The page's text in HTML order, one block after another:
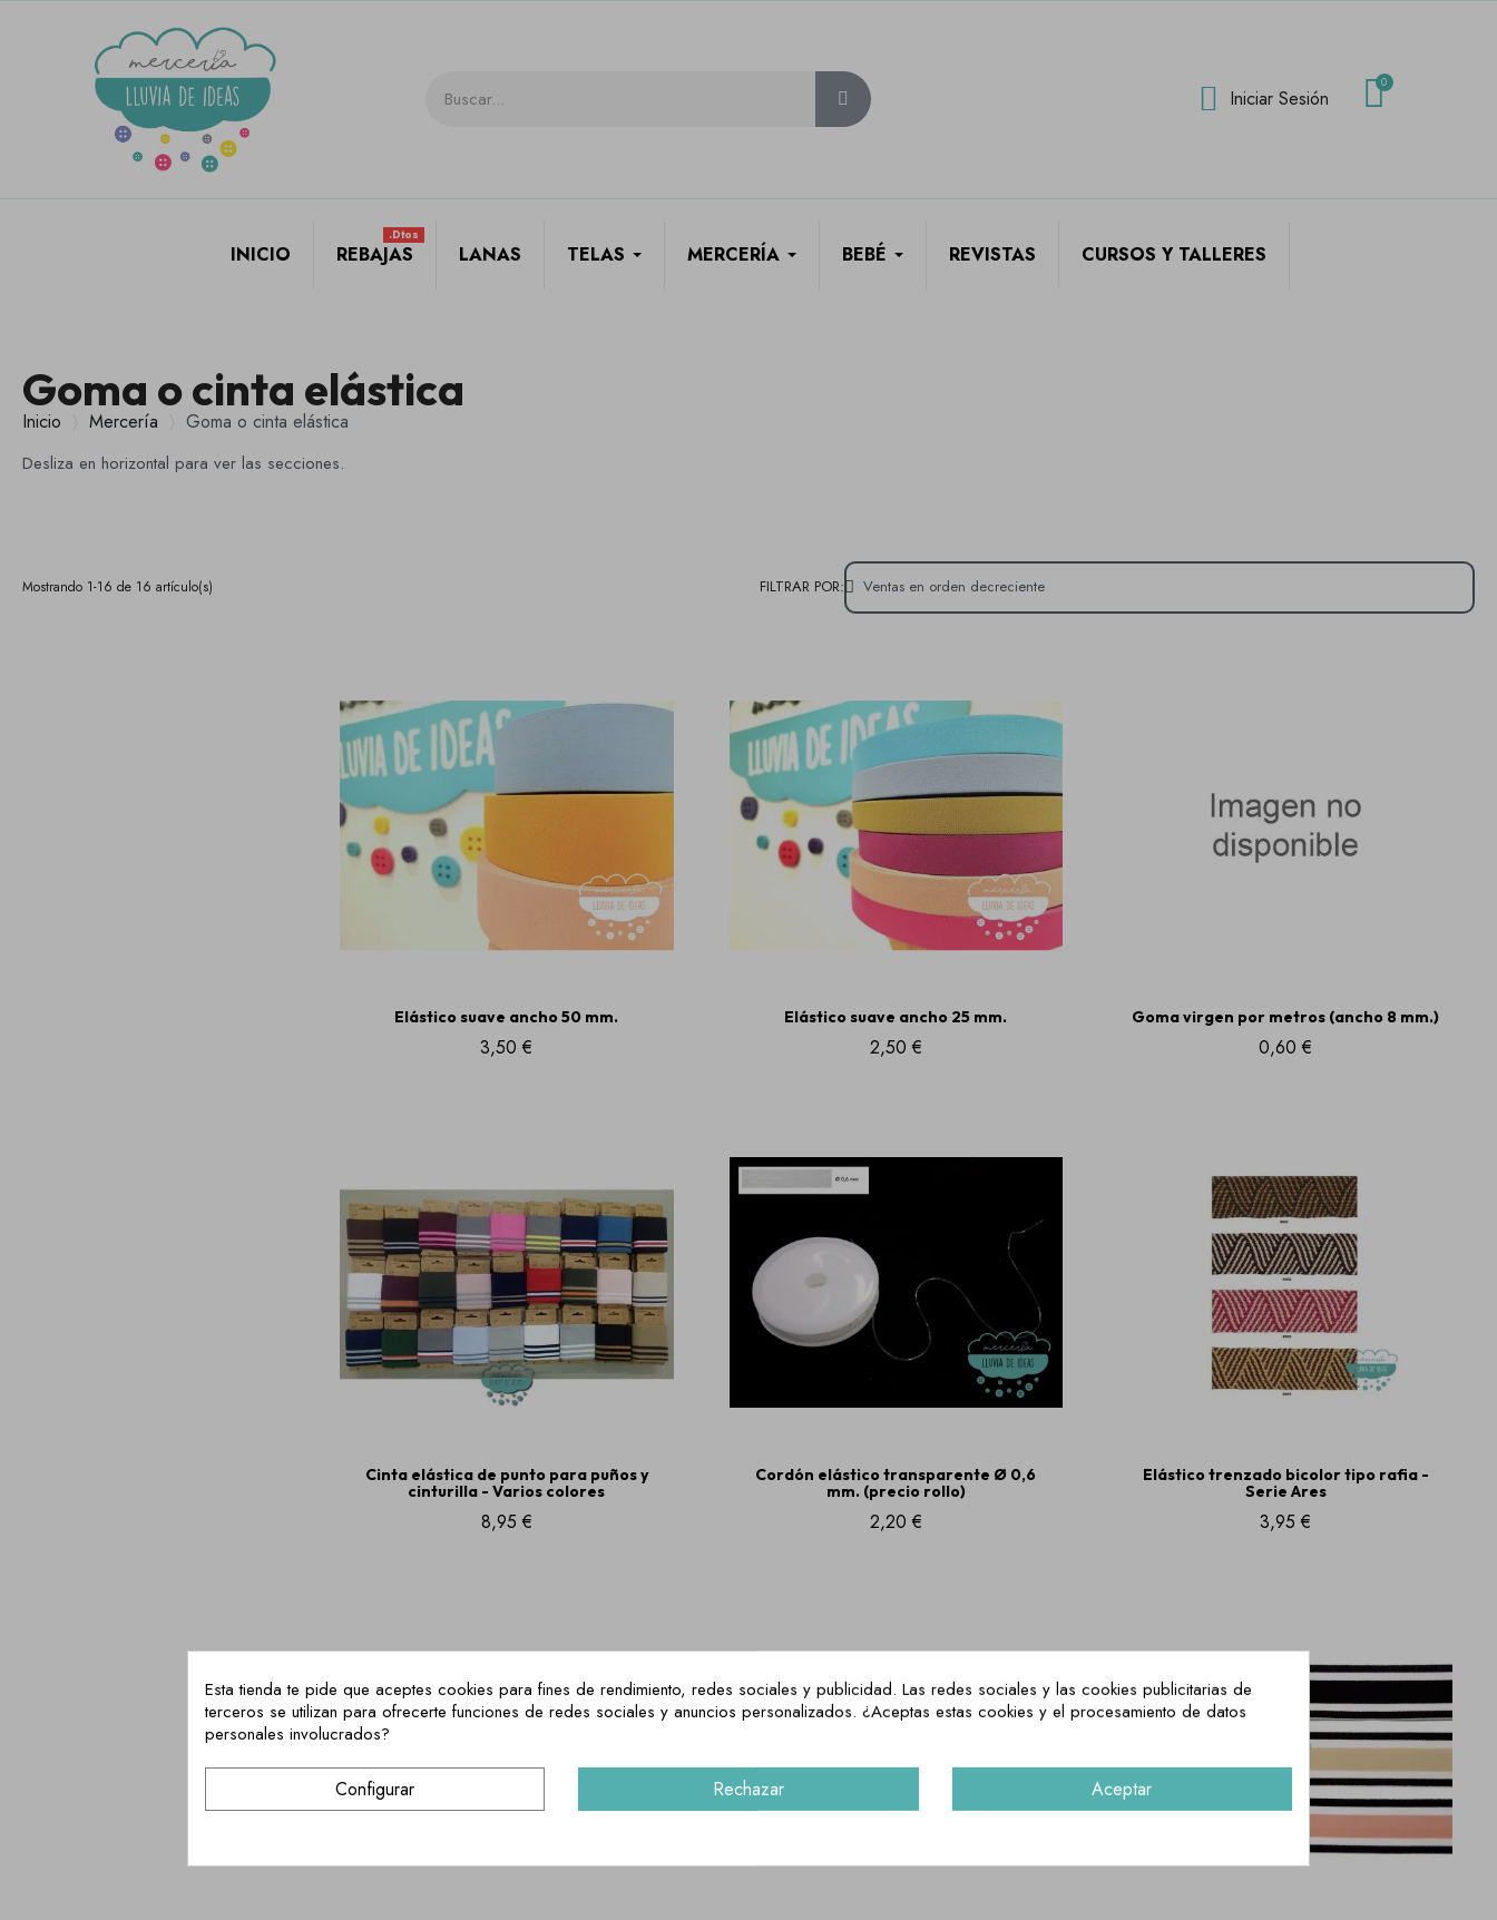
Iniciar Sesión
INICIO REBAJAS
.dtos
LANAS TELAS MERCERÍA BEBÉ REVISTAS CURSOS Y TALLERES
Goma o cinta elástica
Inicio Mercería Goma o cinta elástica
Desliza en horizontal para ver las secciones.
Mostrando 1-16 de 16 artículo(s) FILTRAR POR:
Elástico suave ancho 50 mm.
3,50 €
Elástico suave ancho 25 mm.
2,50 €
Goma virgen por metros (ancho 8 mm.)
0,60 €
Cinta elástica de punto para puños y
cinturilla - Varios colores
8,95 €
Cordón elástico transparente Ø 0,6
mm. (precio rollo)
2,20 €
Elástico trenzado bicolor tipo rafia -
Serie Ares
3,95 €
Esta tienda te pide que aceptes cookies para fines de rendimiento, redes sociales y publicidad. Las redes sociales y las cookies publicitarias de
terceros se utilizan para ofrecerte funciones de redes sociales y anuncios personalizados. ¿Aceptas estas cookies y el procesamiento de datos
personales involucrados?
Configurar Rechazar Aceptar